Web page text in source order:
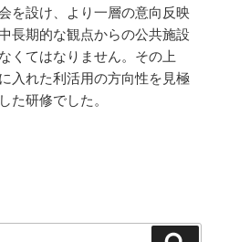
を設け、より一層の意向反映
長期的な観点からの公共施設
くてはなりません。その上
入れた利活用の方向性を見極
た研修でした。